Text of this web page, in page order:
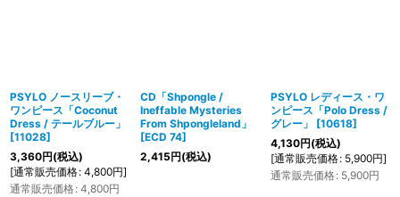
PSYLO ノースリーブ・
ワンピース「Coconut
Dress / テールブルー」
[11028]
3,360円(税込)
[通常販売価格: 4,800円]
通常販売価格: 4,800円
CD「Shpongle /
Ineffable Mysteries
From Shpongleland」
[ECD 74]
2,415円(税込)
PSYLO レディース・ワ
ンピース「Polo Dress /
グレー」
[10618]
4,130円(税込)
[通常販売価格: 5,900円]
通常販売価格: 5,900円